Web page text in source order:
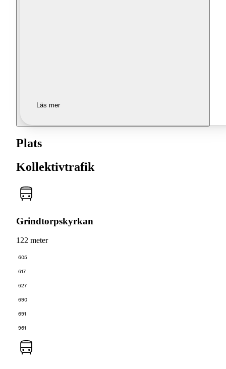
Läs mer
Plats
Kollektivtrafik
Grindtorpskyrkan
122 meter
605
617
627
690
691
961